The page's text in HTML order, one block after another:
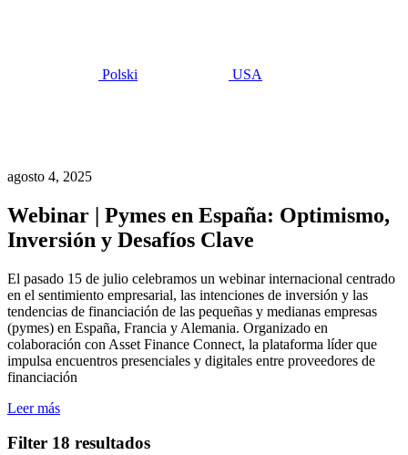
Polski USA
agosto 4, 2025
Webinar | Pymes en España: Optimismo,
Inversión y Desafíos Clave
El pasado 15 de julio celebramos un webinar internacional centrado
en el sentimiento empresarial, las intenciones de inversión y las
tendencias de financiación de las pequeñas y medianas empresas
(pymes) en España, Francia y Alemania. Organizado en
colaboración con Asset Finance Connect, la plataforma líder que
impulsa encuentros presenciales y digitales entre proveedores de
financiación
Leer más
Filter 18 resultados